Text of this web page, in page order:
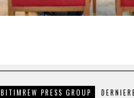
BITIMREW PRESS GROUP